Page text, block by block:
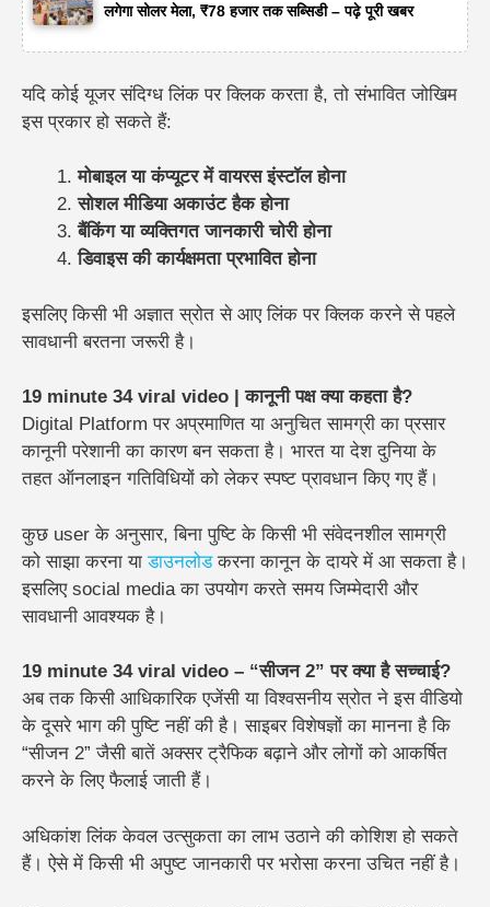
लगेगा सोलर मेला, ₹78 हजार तक सब्सिडी – पढ़े पूरी खबर
यदि कोई यूजर संदिग्ध लिंक पर क्लिक करता है, तो संभावित जोखिम
इस प्रकार हो सकते हैं:
मोबाइल या कंप्यूटर में वायरस इंस्टॉल होना
सोशल मीडिया अकाउंट हैक होना
बैंकिंग या व्यक्तिगत जानकारी चोरी होना
डिवाइस की कार्यक्षमता प्रभावित होना
इसलिए किसी भी अज्ञात स्रोत से आए लिंक पर क्लिक करने से पहले
सावधानी बरतना जरूरी है।
19 minute 34 viral video | कानूनी पक्ष क्या कहता है?
Digital Platform पर अप्रमाणित या अनुचित सामग्री का प्रसार
कानूनी परेशानी का कारण बन सकता है। भारत या देश दुनिया के
तहत ऑनलाइन गतिविधियों को लेकर स्पष्ट प्रावधान किए गए हैं।
कुछ user के अनुसार, बिना पुष्टि के किसी भी संवेदनशील सामग्री
को साझा करना याडाउनलोडकरना कानून के दायरे में आ सकता है।
इसलिए social media का उपयोग करते समय जिम्मेदारी और
सावधानी आवश्यक है।
19 minute 34 viral video – “सीजन 2” पर क्या है सच्चाई?
अब तक किसी आधिकारिक एजेंसी या विश्वसनीय स्रोत ने इस वीडियो
के दूसरे भाग की पुष्टि नहीं की है। साइबर विशेषज्ञों का मानना है कि
“सीजन 2” जैसी बातें अक्सर ट्रैफिक बढ़ाने और लोगों को आकर्षित
करने के लिए फैलाई जाती हैं।
अधिकांश लिंक केवल उत्सुकता का लाभ उठाने की कोशिश हो सकते
हैं। ऐसे में किसी भी अपुष्ट जानकारी पर भरोसा करना उचित नहीं है।